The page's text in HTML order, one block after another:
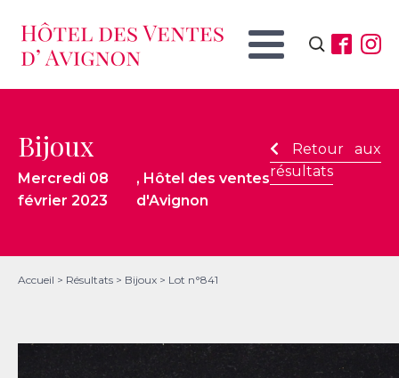
Rechercher :
Bijoux
Mercredi 08
février 2023
, Hôtel des ventes
d'Avignon
Retour aux
résultats
Accueil > Résultats > Bijoux > Lot n°841